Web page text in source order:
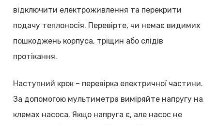
відключити електроживлення та перекрити
подачу теплоносія. Перевірте, чи немає видимих
пошкоджень корпуса, тріщин або слідів
протікання.
Наступний крок – перевірка електричної частини.
За допомогою мультиметра виміряйте напругу на
клемах насоса. Якщо напруга є, але насос не